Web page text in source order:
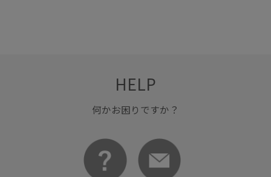
HELP
何かお困りですか？